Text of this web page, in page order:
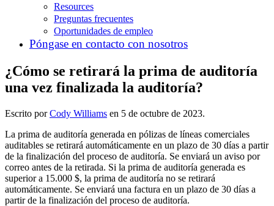
Resources
Preguntas frecuentes
Oportunidades de empleo
Póngase en contacto con nosotros
¿Cómo se retirará la prima de auditoría
una vez finalizada la auditoría?
Escrito porCody Williams en 5 de octubre de 2023.
La prima de auditoría generada en pólizas de líneas comerciales
auditables se retirará automáticamente en un plazo de 30 días a partir
de la finalización del proceso de auditoría. Se enviará un aviso por
correo antes de la retirada. Si la prima de auditoría generada es
superior a 15.000 $, la prima de auditoría no se retirará
automáticamente. Se enviará una factura en un plazo de 30 días a
partir de la finalización del proceso de auditoría.